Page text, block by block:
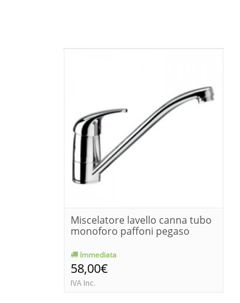
Miscelatore lavello canna tubo
monoforo paffoni pegaso
Immediata
58,00€
IVA Inc.